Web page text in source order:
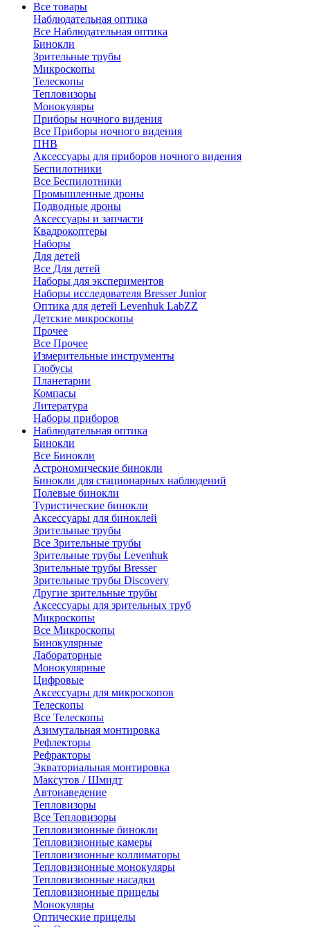
Все товары
Наблюдательная оптика
Все Наблюдательная оптика
Бинокли
Зрительные трубы
Микроскопы
Телескопы
Тепловизоры
Монокуляры
Приборы ночного видения
Все Приборы ночного видения
ПНВ
Аксессуары для приборов ночного видения
Беспилотники
Все Беспилотники
Промышленные дроны
Подводные дроны
Аксессуары и запчасти
Квадрокоптеры
Наборы
Для детей
Все Для детей
Наборы для экспериментов
Наборы исследователя Bresser Junior
Оптика для детей Levenhuk LabZZ
Детские микроскопы
Прочее
Все Прочее
Измерительные инструменты
Глобусы
Планетарии
Компасы
Литература
Наборы приборов
Наблюдательная оптика
Бинокли
Все Бинокли
Астрономические бинокли
Бинокли для стационарных наблюдений
Полевые бинокли
Туристические бинокли
Аксессуары для биноклей
Зрительные трубы
Все Зрительные трубы
Зрительные трубы Levenhuk
Зрительные трубы Bresser
Зрительные трубы Discovery
Другие зрительные трубы
Аксессуары для зрительных труб
Микроскопы
Все Микроскопы
Бинокулярные
Лабораторные
Монокулярные
Цифровые
Аксессуары для микроскопов
Телескопы
Все Телескопы
Азимутальная монтировка
Рефлекторы
Рефракторы
Экваториальная монтировка
Максутов / Шмидт
Автонаведение
Тепловизоры
Все Тепловизоры
Тепловизионные бинокли
Тепловизионные камеры
Тепловизионные коллиматоры
Тепловизионные монокуляры
Тепловизионные насадки
Тепловизионные прицелы
Монокуляры
Оптические прицелы